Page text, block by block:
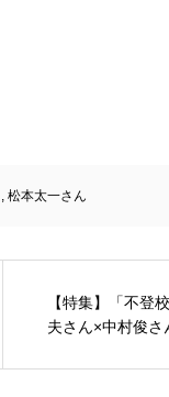
, 松本太一さん
【特集】「不登
夫さん×中村俊さ